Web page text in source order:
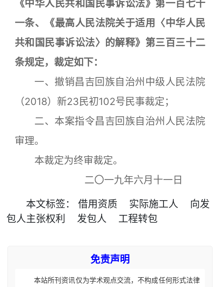
《中华人民共和国民事诉讼法》第一百七十
一条、《最高人民法院关于适用〈中华人民
共和国民事诉讼法〉的解释》第三百三十二
条规定，裁定如下：
一、撤销昌吉回族自治州中级人民法院
（2018）新23民初102号民事裁定；
二、本案指令昌吉回族自治州人民法院
审理。
本裁定为终审裁定。
二〇一九年六月十一日
本文标签： 借用资质 实际施工人
向发
包人主张权利
发包人 工程转包
免责声明
本站所刊资讯仅为学术观点交流，不构成任何形式法律